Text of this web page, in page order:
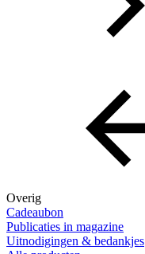
Overig
Cadeaubon
Publicaties in magazine
Uitnodigingen & bedankjes